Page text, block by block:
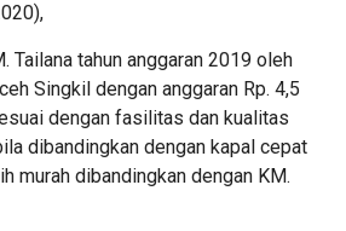
Tailana tahun anggaran 2019 oleh
Singkil dengan anggaran Rp. 4,5
dengan fasilitas dan kualitas
dibandingkan dengan kapal cepat
murah dibandingkan dengan KM.